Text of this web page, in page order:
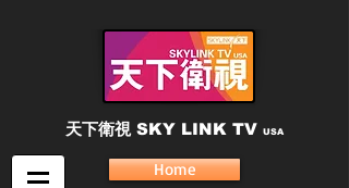
天下衛視 SKY LINK TV USA
Home